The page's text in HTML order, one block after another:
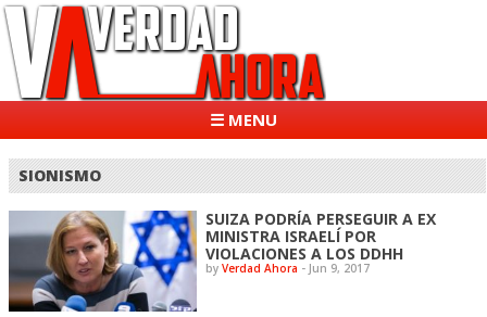
☰ MENU
SIONISMO
SUIZA PODRÍA PERSEGUIR A EX
MINISTRA ISRAELÍ POR
VIOLACIONES A LOS DDHH
byVerdad Ahora - Jun 9, 2017